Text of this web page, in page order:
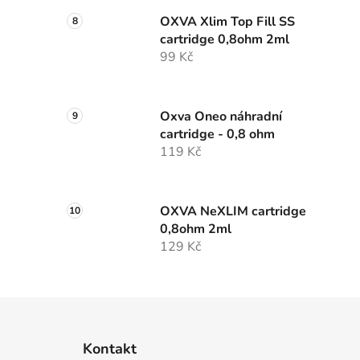
OXVA Xlim Top Fill SS
cartridge 0,8ohm 2ml
99 Kč
Oxva Oneo náhradní
cartridge - 0,8 ohm
119 Kč
OXVA NeXLIM cartridge
0,8ohm 2ml
129 Kč
Kontakt